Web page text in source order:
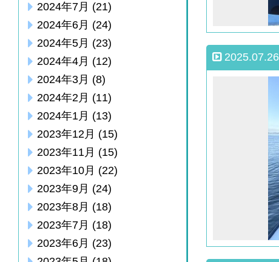
2024年7月 (21)
2024年6月 (24)
2024年5月 (23)
2024年4月 (12)
2024年3月 (8)
2024年2月 (11)
2024年1月 (13)
2023年12月 (15)
2023年11月 (15)
2023年10月 (22)
2023年9月 (24)
2023年8月 (18)
2023年7月 (18)
2023年6月 (23)
2025.07.26